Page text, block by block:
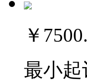
￥
最小起